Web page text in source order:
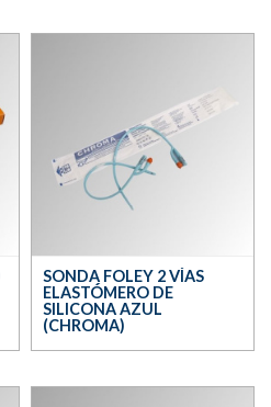
SONDA FOLEY 2 VÍAS
ELASTÓMERO DE
SILICONA AZUL
(CHROMA)